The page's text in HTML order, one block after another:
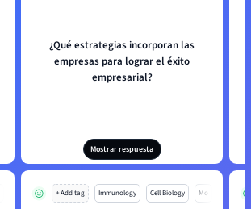
¿Qué estrategias incorporan las
empresas para lograr el éxito
empresarial?
Mostrar respuesta
+ Add tag Immunology Cell Biology Mo